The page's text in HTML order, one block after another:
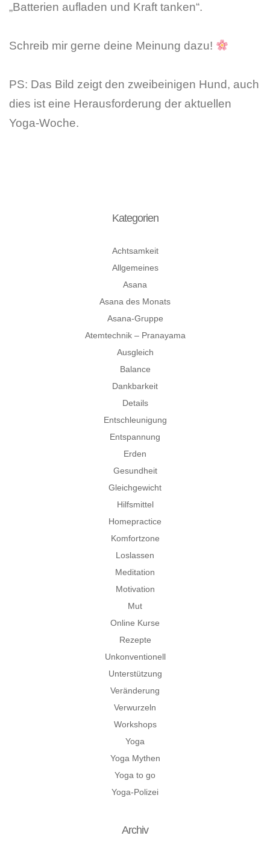
„Batterien aufladen und Kraft tanken“.
Schreib mir gerne deine Meinung dazu!
PS: Das Bild zeigt den zweibeinigen Hund, auch
dies ist eine Herausforderung der aktuellen
Yoga-Woche.
Kategorien
Achtsamkeit
Allgemeines
Asana
Asana des Monats
Asana-Gruppe
Atemtechnik – Pranayama
Ausgleich
Balance
Dankbarkeit
Details
Entschleunigung
Entspannung
Erden
Gesundheit
Gleichgewicht
Hilfsmittel
Homepractice
Komfortzone
Loslassen
Meditation
Motivation
Mut
Online Kurse
Rezepte
Unkonventionell
Unterstützung
Veränderung
Verwurzeln
Workshops
Yoga
Yoga Mythen
Yoga to go
Yoga-Polizei
Archiv